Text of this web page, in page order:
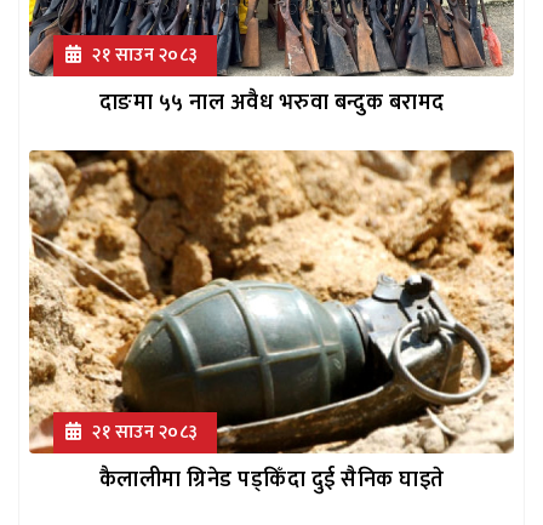
२१ साउन २०८३
दाङमा ५५ नाल अवैध भरुवा बन्दुक बरामद
२१ साउन २०८३
कैलालीमा ग्रिनेड पड्किँदा दुई सैनिक घाइते